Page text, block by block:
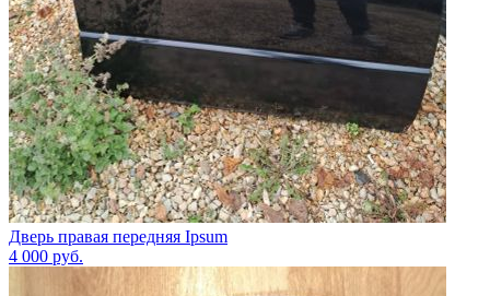
Дверь правая передняя Ipsum
4 000 руб.